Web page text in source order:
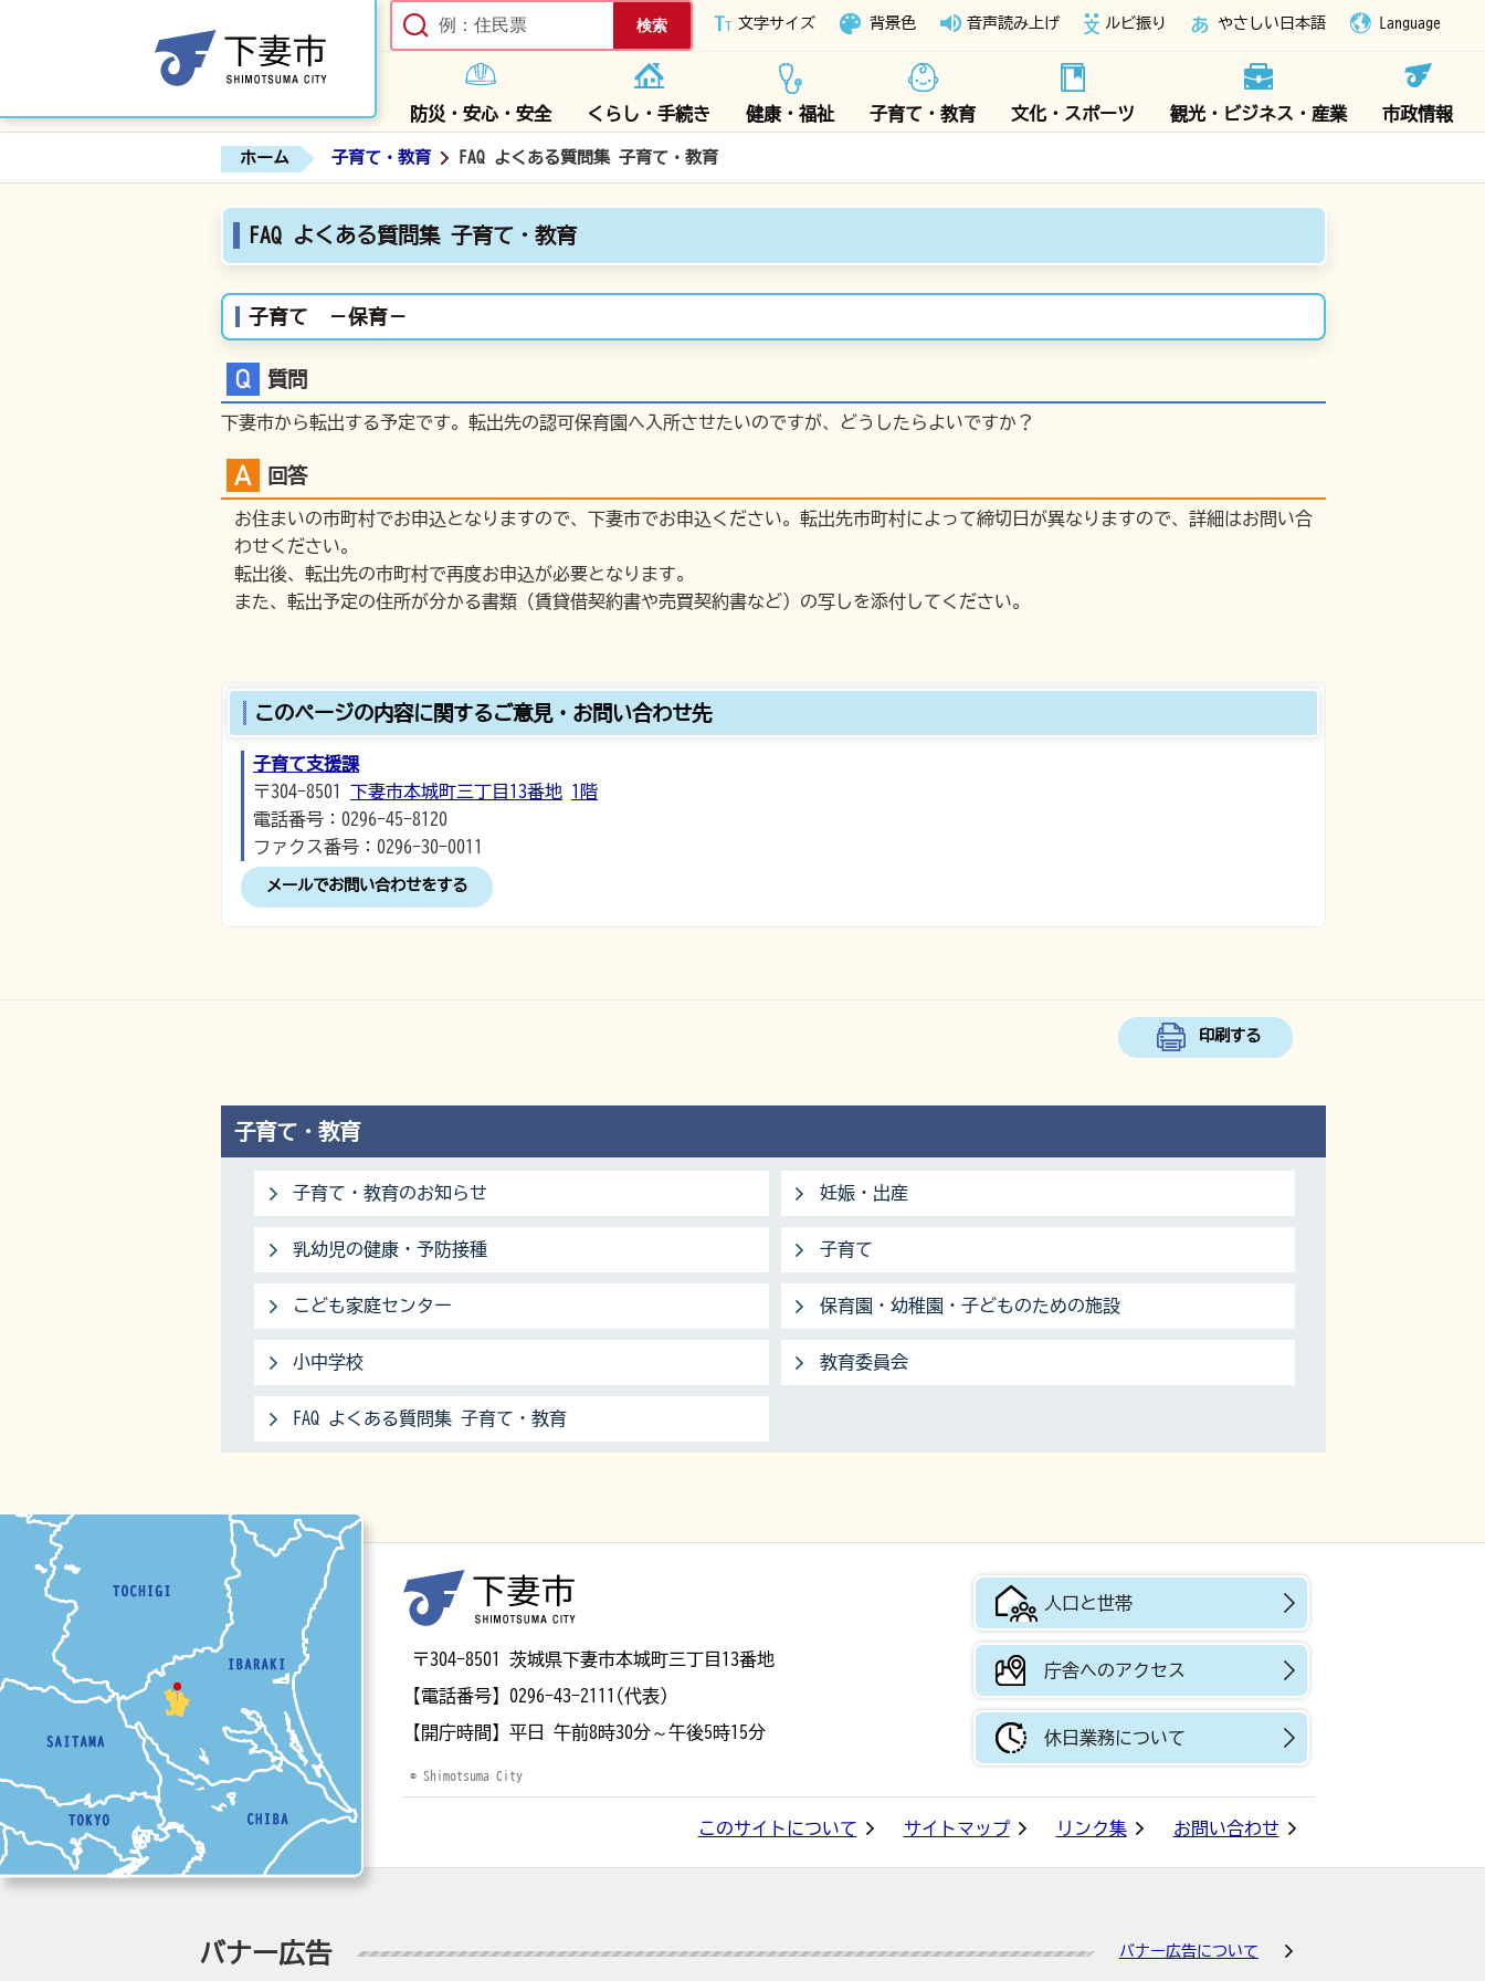
下妻市ホームページ
文字サイズ 背景色 音声読み上げ ルビ振り やさしい日本語 Language
防災・安心・安全 くらし・手続き 健康・福祉 子育て・教育 文化・スポーツ 観光・ビジネス・産業 市政情報
ホーム 子育て・教育 FAQ よくある質問集 子育て・教育
FAQ よくある質問集 子育て・教育
子育て －保育－
質問
下妻市から転出する予定です。転出先の認可保育園へ入所させたいのですが、どうしたらよいですか？
回答
お住まいの市町村でお申込となりますので、下妻市でお申込ください。転出先市町村によって締切日が異なりますので、詳細はお問い合
わせください。
転出後、転出先の市町村で再度お申込が必要となります。
また、転出予定の住所が分かる書類（賃貸借契約書や売買契約書など）の写しを添付してください。
このページの内容に関するご意見・お問い合わせ先
子育て支援課
〒304-8501 下妻市本城町三丁目13番地 1階
電話番号：0296-45-8120
ファクス番号：0296-30-0011
メールでお問い合わせをする
印刷する
子育て・教育
子育て・教育のお知らせ 妊娠・出産
乳幼児の健康・予防接種 子育て
こども家庭センター 保育園・幼稚園・子どものための施設
小中学校 教育委員会
FAQ よくある質問集 子育て・教育
〒304-8501 茨城県下妻市本城町三丁目13番地
【電話番号】 0296-43-2111(代表)
【開庁時間】 平日 午前8時30分～午後5時15分
© Shimotsuma City
人口と世帯
庁舎へのアクセス
休日業務について
このサイトについて サイトマップ リンク集 お問い合わせ
バナー広告 バナー広告について